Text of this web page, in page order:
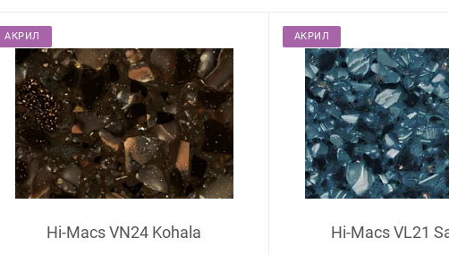
АКРИЛ
Hi-Macs VN24 Kohala
АКРИЛ
Hi-Macs VL21